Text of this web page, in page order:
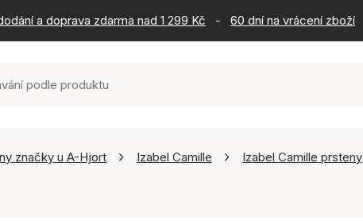
a doprava zdarma nad 1 299 Kč - 60 dní na vrácení zboží
značky u A-Hjort Izabel Camille Izabel Camille prsteny